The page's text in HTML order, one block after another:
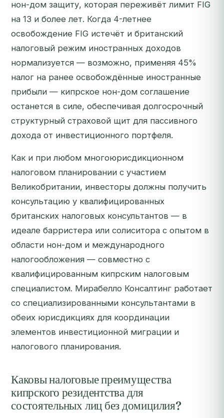
нон-дом защиту, которая переживёт лимит FIG
на 13 и более лет. Когда 4-летнее
освобождение FIG истечёт и британский
налоговый режим иностранных доходов
нормализуется — возможно, применяя 45%
налог на ранее освобождённые иностранные
прибыли — кипрское нон-дом соглашение
останется в силе, обеспечивая долгосрочный
структурный страховой щит для пассивного
дохода от инвестиционного портфеля.
Как и при любом многоюрисдикционном
налоговом планировании с участием
Великобритании, инвесторы должны получить
консультацию у квалифицированных
британских налоговых консультантов — в
идеале барристера или солиситора с опытом в
области нон-дом и международного
налогообложения — совместно с
квалифицированным кипрским налоговым
специалистом. Мирабелло Консалтинг работает
со специализированными консультантами в
обеих юрисдикциях для координации
элементов инвестиционной миграции и
налогового планирования.
Каковы налоговые преимущества
кипрского резидентства для
состоятельных лиц без домицилия?